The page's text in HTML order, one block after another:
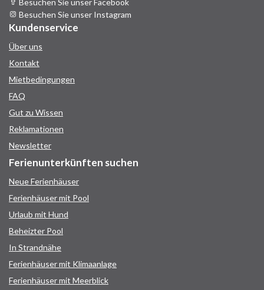
Besuchen Sie unser Facebook
Besuchen Sie unser Instagram
Kundenservice
Über uns
Kontakt
Mietbedingungen
FAQ
Gut zu Wissen
Reklamationen
Newsletter
Ferienunterkünften suchen
Neue Ferienhäuser
Ferienhäuser mit Pool
Urlaub mit Hund
Beheizter Pool
In Strandnähe
Ferienhäuser mit Klimaanlage
Ferienhäuser mit Meerblick